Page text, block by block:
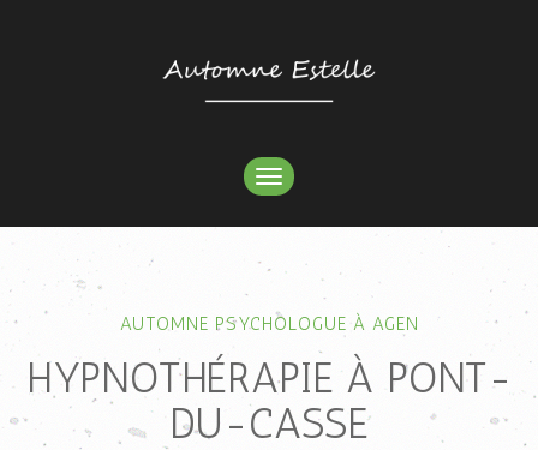
TOGGLE
NAVIGATION
AUTOMNE PSYCHOLOGUE À AGEN
HYPNOTHÉRAPIE À PONT-
DU-CASSE